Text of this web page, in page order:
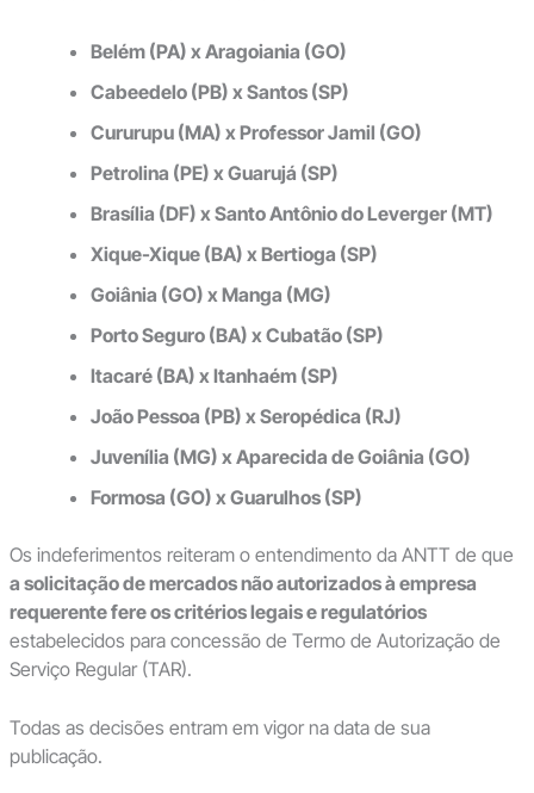
Belém (PA) x Aragoiania (GO)
Cabeedelo (PB) x Santos (SP)
Cururupu (MA) x Professor Jamil (GO)
Petrolina (PE) x Guarujá (SP)
Brasília (DF) x Santo Antônio do Leverger (MT)
Xique-Xique (BA) x Bertioga (SP)
Goiânia (GO) x Manga (MG)
Porto Seguro (BA) x Cubatão (SP)
Itacaré (BA) x Itanhaém (SP)
João Pessoa (PB) x Seropédica (RJ)
Juvenília (MG) x Aparecida de Goiânia (GO)
Formosa (GO) x Guarulhos (SP)
Os indeferimentos reiteram o entendimento da ANTT de que
a solicitação de mercados não autorizados à empresa
requerente fere os critérios legais e regulatórios
estabelecidos para concessão de Termo de Autorização de
Serviço Regular (TAR).
Todas as decisões entram em vigor na data de sua
publicação.